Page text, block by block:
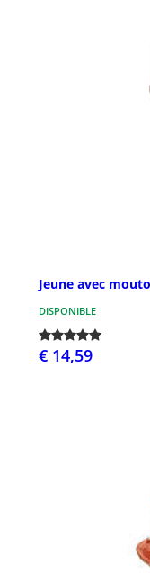
Jeune avec
DISPONIBLE
€ 14,59